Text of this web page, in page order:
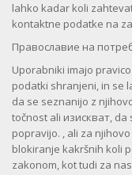
lahko kadar koli
kontaktne podatke na
Православие на
Uporabniki imajo
podatki shranjeni, in se
da se seznanijo z
točnost ali изискват,
popravijo. , ali za
blokiranje kakršnih koli
zakonom, kot tudi za